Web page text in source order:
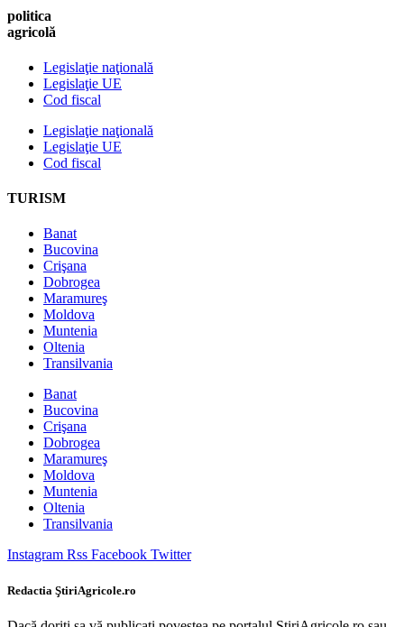
politica
agricolă
Legislaţie naţională
Legislaţie UE
Cod fiscal
Legislaţie naţională
Legislaţie UE
Cod fiscal
TURISM
Banat
Bucovina
Crişana
Dobrogea
Maramureş
Moldova
Muntenia
Oltenia
Transilvania
Banat
Bucovina
Crişana
Dobrogea
Maramureş
Moldova
Muntenia
Oltenia
Transilvania
Instagram Rss Facebook Twitter
Redactia ŞtiriAgricole.ro